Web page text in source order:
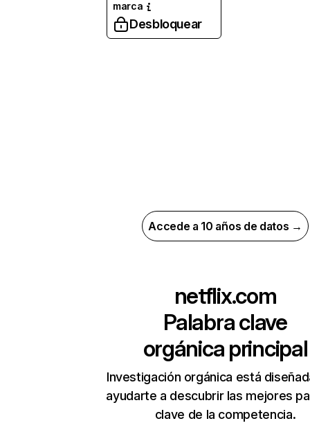
marca
Desbloquear
Accede a 10 años de datos →
netflix.com
Palabra clave
orgánica principal
Investigación orgánica está
ayudarte a descubrir las mejores
clave de la competencia.